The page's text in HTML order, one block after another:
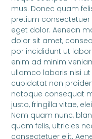
mus. Donec quam
pretium
eget dolor. Aenean
dolor sit amet,
por incididunt ut
enim ad minim
ullamco laboris nisi
cupidatat non
natoque consequat
justo, fringilla vitae,
Nam quam nunc,
quam felis, ultricies
consectetuer elit.